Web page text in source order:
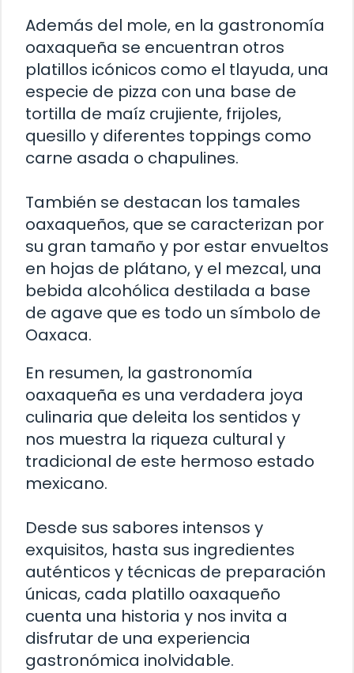
Además del mole, en la gastronomía
oaxaqueña se encuentran otros
platillos icónicos como el tlayuda, una
especie de pizza con una base de
tortilla de maíz crujiente, frijoles,
quesillo y diferentes toppings como
carne asada o chapulines.
También se destacan los tamales
oaxaqueños, que se caracterizan por
su gran tamaño y por estar envueltos
en hojas de plátano, y el mezcal, una
bebida alcohólica destilada a base
de agave que es todo un símbolo de
Oaxaca.
En resumen, la gastronomía
oaxaqueña es una verdadera joya
culinaria que deleita los sentidos y
nos muestra la riqueza cultural y
tradicional de este hermoso estado
mexicano.
Desde sus sabores intensos y
exquisitos, hasta sus ingredientes
auténticos y técnicas de preparación
únicas, cada platillo oaxaqueño
cuenta una historia y nos invita a
disfrutar de una experiencia
gastronómica inolvidable.